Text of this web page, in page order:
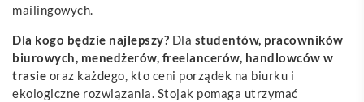
mailingowych.
Dla kogo będzie najlepszy? Dla studentów, pracowników
biurowych, menedżerów, freelancerów, handlowców w
trasie oraz każdego, kto ceni porządek na biurku i
ekologiczne rozwiązania. Stojak pomaga utrzymać